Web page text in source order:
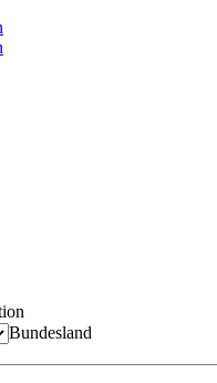
Bundesland